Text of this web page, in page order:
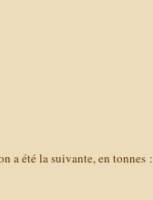
a été la suivante, en tonnes :